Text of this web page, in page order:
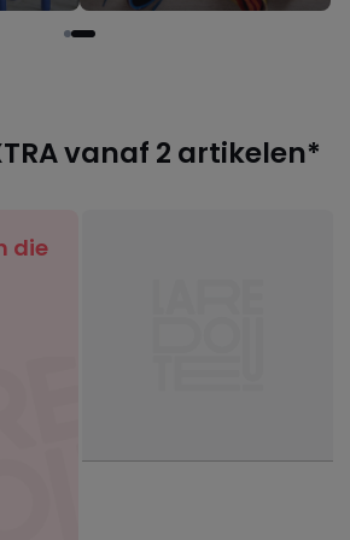
vanaf 2 artikelen*
die